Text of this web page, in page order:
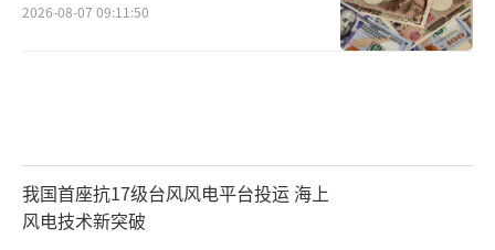
2026-08-07 09:11:50
我国首座抗17级台风风电平台投运 海上
风电技术新突破